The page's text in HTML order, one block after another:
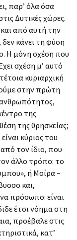
παρ’ όλα όσα
Δυτικές χώρες.
από αυτή την
κάνει τη φύση
Η μόνη σχέση που
σχέση μ’ αυτό
κυριαρχική
στην πρώτη
της
της θρησκείας;
κύριος του
τον ίδιο, που
άλλο τρόπο: το
ή Μοίρα –
και,
πρόσωπο: είναι
έτσι νόημα στη
προέβαλε στις
κατ’